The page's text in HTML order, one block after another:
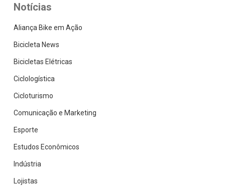
Notícias
Aliança Bike em Ação
Bicicleta News
Bicicletas Elétricas
Ciclologística
Cicloturismo
Comunicação e Marketing
Esporte
Estudos Econômicos
Indústria
Lojistas